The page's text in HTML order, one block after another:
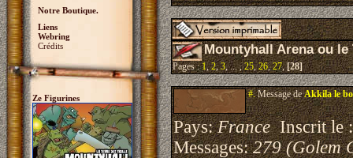
Notre Boutique.
Liens
Webring
Crédits
Ze Figurines
Mountyhall Arena ou le
Pages :1,2,3, ... ,25,26,27,[28]
#.Message deAkkila le
Pays:FranceInscrit le
Messages:279 (Golem